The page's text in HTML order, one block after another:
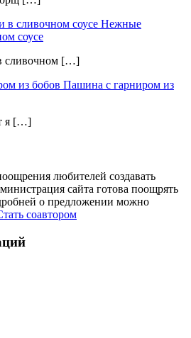
Нежные
соусе
сливочном […]
Пашина с гарниром из
я […]
любителей создавать
сайта готова поощрять
о предложении можно
соавтором